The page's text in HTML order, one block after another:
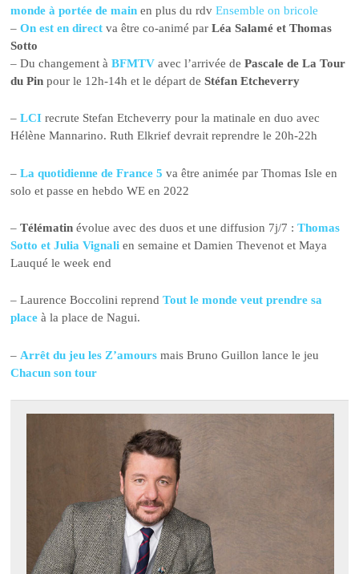
monde à portée de main en plus du rdvEnsemble on bricole
–On est en direct va être co-animé parLéa Salamé et Thomas
Sotto
– Du changement à BFMTV avec l’arrivée dePascale de La Tour
du Pinpour le 12h-14h et le départ deStéfan Etcheverry
–LCI recrute Stefan Etcheverry pour la matinale en duo avec
Hélène Mannarino. Ruth Elkrief devrait reprendre le 20h-22h
–La quotidienne de France 5 va être animée par Thomas Isle en
solo et passe en hebdo WE en 2022
–Télématin évolue avec des duos et une diffusion 7j/7 :Thomas
Sotto et Julia Vignali en semaine et Damien Thevenot et Maya
Lauqué le week end
– Laurence Boccolini reprendTout le monde veut prendre sa
place à la place de Nagui.
– Arrêt du jeu les Z’amours mais Bruno Guillon lance le jeu
Chacun son tour